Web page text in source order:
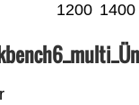
1200 1400